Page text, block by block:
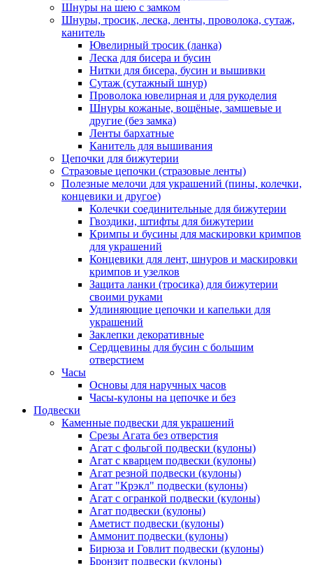
Шнуры на шею с замком
Шнуры, тросик, леска, ленты, проволока, сутаж,
канитель
Ювелирный тросик (ланка)
Леска для бисера и бусин
Нитки для бисера, бусин и вышивки
Сутаж (сутажный шнур)
Проволока ювелирная и для рукоделия
Шнуры кожаные, вощёные, замшевые и
другие (без замка)
Ленты бархатные
Канитель для вышивания
Цепочки для бижутерии
Стразовые цепочки (стразовые ленты)
Полезные мелочи для украшений (пины, колечки,
концевики и другое)
Колечки соединительные для бижутерии
Гвоздики, штифты для бижутерии
Кримпы и бусины для маскировки кримпов
для украшений
Концевики для лент, шнуров и маскировки
кримпов и узелков
Защита ланки (тросика) для бижутерии
своими руками
Удлиняющие цепочки и капельки для
украшений
Заклепки декоративные
Сердцевины для бусин с большим
отверстием
Часы
Основы для наручных часов
Часы-кулоны на цепочке и без
Подвески
Каменные подвески для украшений
Срезы Агата без отверстия
Агат с фольгой подвески (кулоны)
Агат с кварцем подвески (кулоны)
Агат резной подвески (кулоны)
Агат "Крэкл" подвески (кулоны)
Агат с огранкой подвески (кулоны)
Агат подвески (кулоны)
Аметист подвески (кулоны)
Аммонит подвески (кулоны)
Бирюза и Говлит подвески (кулоны)
Бронзит подвески (кулоны)